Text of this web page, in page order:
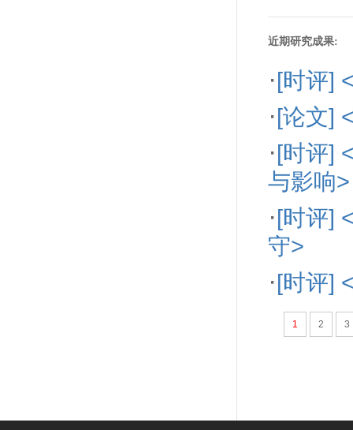
近期研究成果:
·[时评]
·[论文]
·[时评]
与影响>
·[时评]
守>
·[时评]
1 2 3